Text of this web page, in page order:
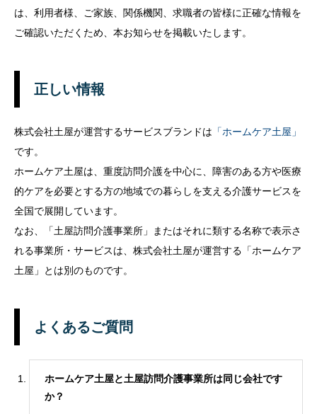
は、利用者様、ご家族、関係機関、求職者の皆様に正確な情報を
ご確認いただくため、本お知らせを掲載いたします。
正しい情報
株式会社土屋が運営するサービスブランドは 「ホームケア土屋」
です。
ホームケア土屋は、重度訪問介護を中心に、障害のある方や医療
的ケアを必要とする方の地域での暮らしを支える介護サービスを
全国で展開しています。
なお、「土屋訪問介護事業所」またはそれに類する名称で表示さ
れる事業所・サービスは、株式会社土屋が運営する「ホームケア
土屋」とは別のものです。
よくあるご質問
ホームケア土屋と土屋訪問介護事業所は同じ会社です
か？